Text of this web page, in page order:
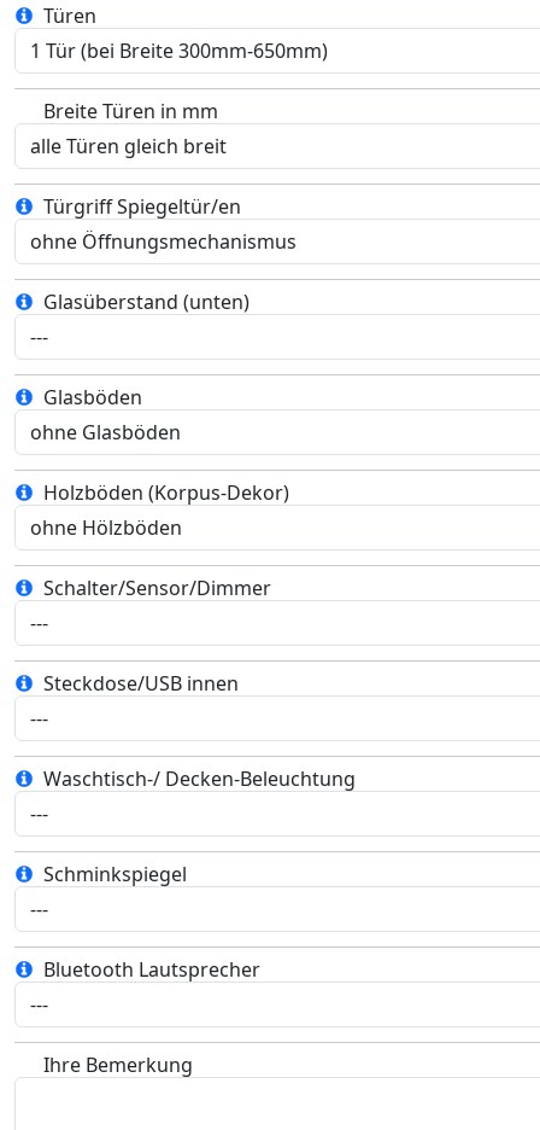
Türen
Breite Türen in mm
Türgriff Spiegeltür/en
Glasüberstand (unten)
Glasböden
Holzböden (Korpus-Dekor)
Schalter/Sensor/Dimmer
Steckdose/USB innen
Waschtisch-/ Decken-Beleuchtung
Schminkspiegel
Bluetooth Lautsprecher
Ihre Bemerkung